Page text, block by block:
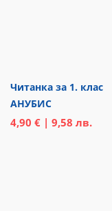
Читанка за 1. клас
АНУБИС
4,90 € | 9,58 лв.